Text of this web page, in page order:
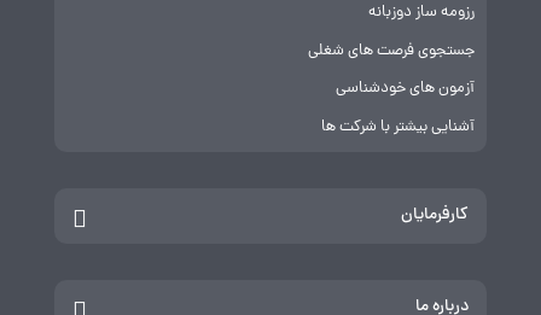
رزومه ساز دوزبانه
جستجوی فرصت های شغلی
آزمون های خودشناسی
آشنایی بیشتر با شرکت ها
کارفرمایان
درباره ما